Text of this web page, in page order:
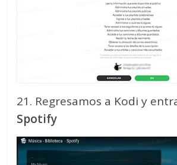
21. Regresamos a Kodi y
Spotify